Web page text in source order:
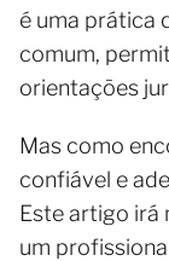
é uma prática
comum,
orientações
Mas como
confiável e
Este artigo irá
um